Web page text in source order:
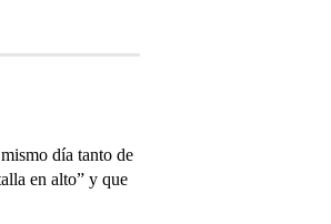
día tanto de
en alto” y que